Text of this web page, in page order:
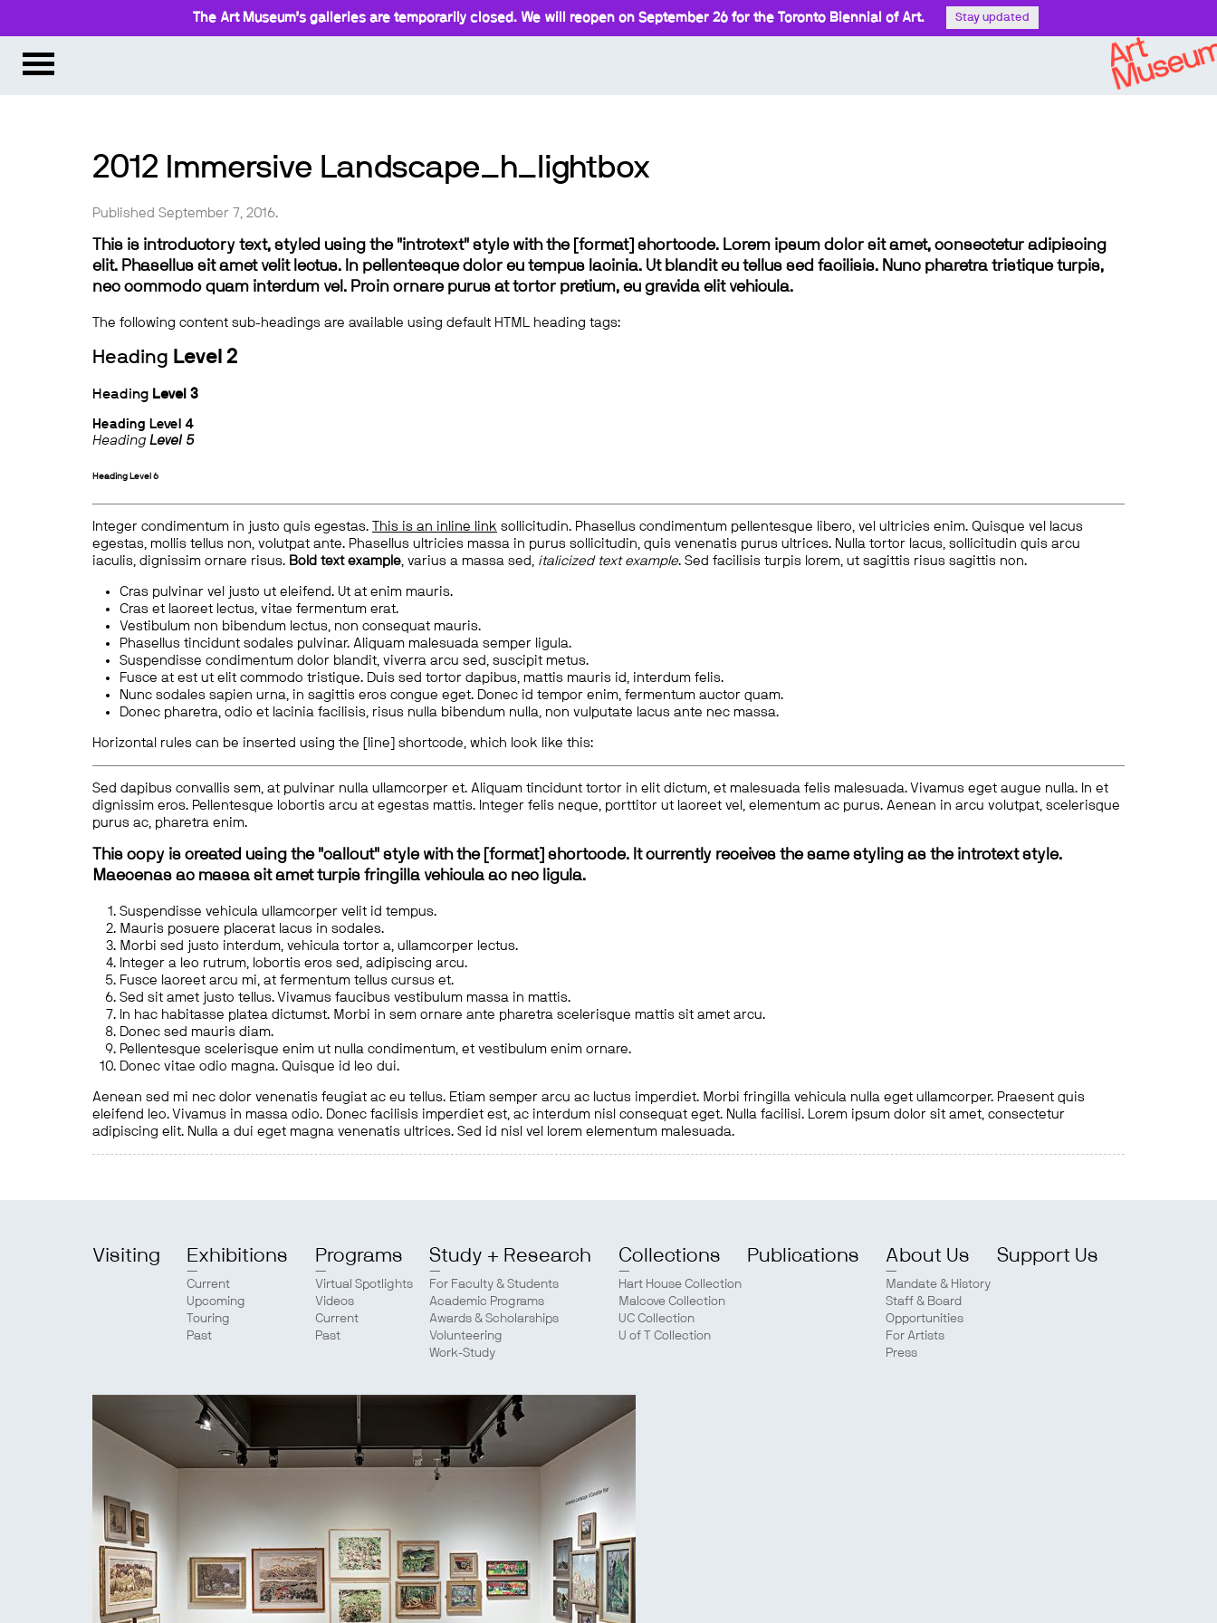
The Art Museum’s galleries are temporarily closed. We will reopen on September 26 for the Toronto Biennial of Art. Stay updated
2012 Immersive Landscape_h_lightbox
Published September 7, 2016.
This is introductory text, styled using the "introtext" style with the [format] shortcode. Lorem ipsum dolor sit amet, consectetur adipiscing
elit. Phasellus sit amet velit lectus. In pellentesque dolor eu tempus lacinia. Ut blandit eu tellus sed facilisis. Nunc pharetra tristique turpis,
nec commodo quam interdum vel. Proin ornare purus at tortor pretium, eu gravida elit vehicula.
The following content sub-headings are available using default HTML heading tags:
Heading Level 2
Heading Level 3
Heading Level 4
Heading Level 5
Heading Level 6
Integer condimentum in justo quis egestas. This is an inline link sollicitudin. Phasellus condimentum pellentesque libero, vel ultricies enim. Quisque vel lacus
egestas, mollis tellus non, volutpat ante. Phasellus ultricies massa in purus sollicitudin, quis venenatis purus ultrices. Nulla tortor lacus, sollicitudin quis arcu
iaculis, dignissim ornare risus. Bold text example, varius a massa sed, italicized text example. Sed facilisis turpis lorem, ut sagittis risus sagittis non.
Cras pulvinar vel justo ut eleifend. Ut at enim mauris.
Cras et laoreet lectus, vitae fermentum erat.
Vestibulum non bibendum lectus, non consequat mauris.
Phasellus tincidunt sodales pulvinar. Aliquam malesuada semper ligula.
Suspendisse condimentum dolor blandit, viverra arcu sed, suscipit metus.
Fusce at est ut elit commodo tristique. Duis sed tortor dapibus, mattis mauris id, interdum felis.
Nunc sodales sapien urna, in sagittis eros congue eget. Donec id tempor enim, fermentum auctor quam.
Donec pharetra, odio et lacinia facilisis, risus nulla bibendum nulla, non vulputate lacus ante nec massa.
Horizontal rules can be inserted using the [line] shortcode, which look like this:
Sed dapibus convallis sem, at pulvinar nulla ullamcorper et. Aliquam tincidunt tortor in elit dictum, et malesuada felis malesuada. Vivamus eget augue nulla. In et
dignissim eros. Pellentesque lobortis arcu at egestas mattis. Integer felis neque, porttitor ut laoreet vel, elementum ac purus. Aenean in arcu volutpat, scelerisque
purus ac, pharetra enim.
This copy is created using the "callout" style with the [format] shortcode. It currently receives the same styling as the introtext style.
Maecenas ac massa sit amet turpis fringilla vehicula ac nec ligula.
Suspendisse vehicula ullamcorper velit id tempus.
Mauris posuere placerat lacus in sodales.
Morbi sed justo interdum, vehicula tortor a, ullamcorper lectus.
Integer a leo rutrum, lobortis eros sed, adipiscing arcu.
Fusce laoreet arcu mi, at fermentum tellus cursus et.
Sed sit amet justo tellus. Vivamus faucibus vestibulum massa in mattis.
In hac habitasse platea dictumst. Morbi in sem ornare ante pharetra scelerisque mattis sit amet arcu.
Donec sed mauris diam.
Pellentesque scelerisque enim ut nulla condimentum, et vestibulum enim ornare.
Donec vitae odio magna. Quisque id leo dui.
Aenean sed mi nec dolor venenatis feugiat ac eu tellus. Etiam semper arcu ac luctus imperdiet. Morbi fringilla vehicula nulla eget ullamcorper. Praesent quis
eleifend leo. Vivamus in massa odio. Donec facilisis imperdiet est, ac interdum nisl consequat eget. Nulla facilisi. Lorem ipsum dolor sit amet, consectetur
adipiscing elit. Nulla a dui eget magna venenatis ultrices. Sed id nisl vel lorem elementum malesuada.
Visiting Exhibitions
Current
Upcoming
Touring
Past
Programs
Virtual Spotlights
Videos
Current
Past
Study + Research
For Faculty & Students
Academic Programs
Awards & Scholarships
Volunteering
Work-Study
Collections
Hart House Collection
Malcove Collection
UC Collection
U of T Collection
Publications About Us
Mandate & History
Staff & Board
Opportunities
For Artists
Press
Support Us